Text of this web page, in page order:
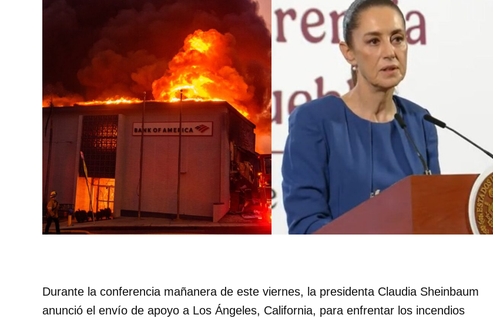
Durante la conferencia mañanera de este viernes, la presidenta Claudia Sheinbaum
anunció el envío de apoyo a Los Ángeles, California, para enfrentar los incendios